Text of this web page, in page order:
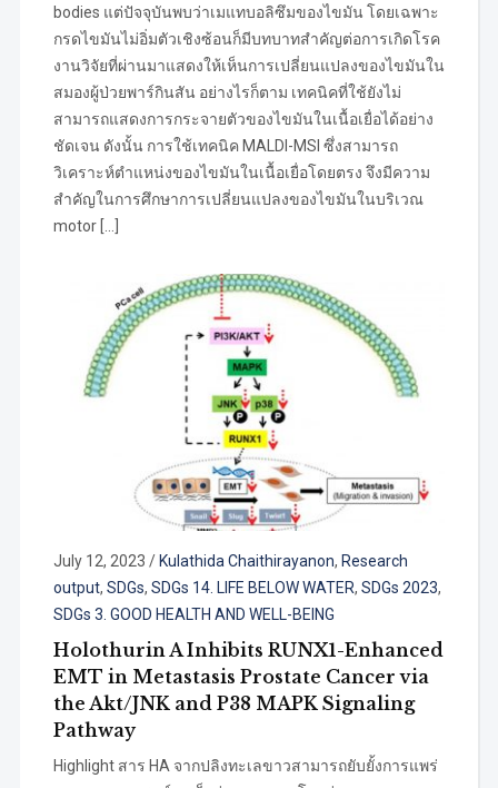
bodies แต่ปัจจุบันพบว่าเมแทบอลิซึมของไขมัน โดยเฉพาะ
กรดไขมันไม่อิ่มตัวเชิงซ้อนก็มีบทบาทสำคัญต่อการเกิดโรค
งานวิจัยที่ผ่านมาแสดงให้เห็นการเปลี่ยนแปลงของไขมันใน
สมองผู้ป่วยพาร์กินสัน อย่างไรก็ตาม เทคนิคที่ใช้ยังไม่
สามารถแสดงการกระจายตัวของไขมันในเนื้อเยื่อได้อย่าง
ชัดเจน ดังนั้น การใช้เทคนิค MALDI-MSI ซึ่งสามารถ
วิเคราะห์ตำแหน่งของไขมันในเนื้อเยื่อโดยตรง จึงมีความ
สำคัญในการศึกษาการเปลี่ยนแปลงของไขมันในบริเวณ
motor […]
July 12, 2023 / Kulathida Chaithirayanon, Research
output, SDGs, SDGs 14. LIFE BELOW WATER, SDGs 2023,
SDGs 3. GOOD HEALTH AND WELL-BEING
Holothurin A Inhibits RUNX1-Enhanced
EMT in Metastasis Prostate Cancer via
the Akt/JNK and P38 MAPK Signaling
Pathway
Highlight สาร HA จากปลิงทะเลขาวสามารถยับยั้งการแพร่